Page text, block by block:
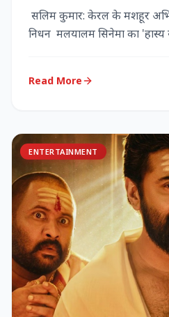
सलिम कुमार: केरल के मशहूर
निधन मलयालम सिनेमा का 'हास्य
Read More
ENTERTAINMENT